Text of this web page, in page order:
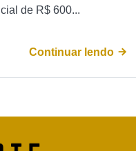
de R$ 600...
Continuar lendo